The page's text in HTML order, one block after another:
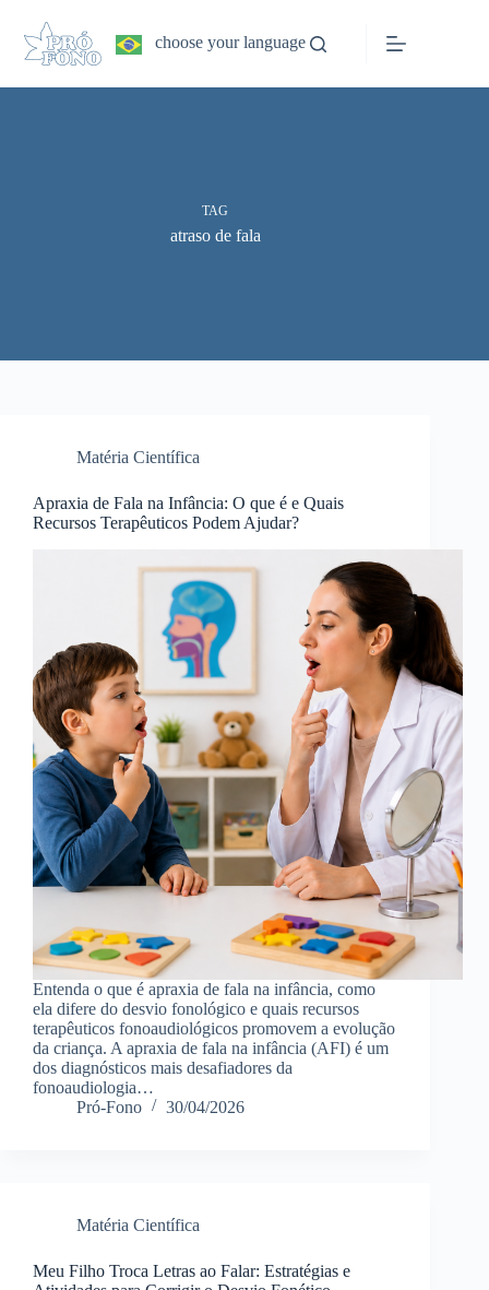
conteúdo
choose your language
TAG
atraso de fala
Matéria Científica
Apraxia de Fala na Infância: O que é e Quais
Recursos Terapêuticos Podem Ajudar?
Entenda o que é apraxia de fala na infância, como
ela difere do desvio fonológico e quais recursos
terapêuticos fonoaudiológicos promovem a evolução
da criança. A apraxia de fala na infância (AFI) é um
dos diagnósticos mais desafiadores da
fonoaudiologia…
Pró-Fono
30/04/2026
Matéria Científica
Meu Filho Troca Letras ao Falar: Estratégias e